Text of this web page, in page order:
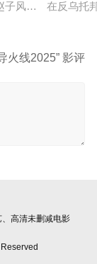
啸天，席间告
子风从小和爷爷在
在反乌托
火线2025” 影评
高清未删减电影